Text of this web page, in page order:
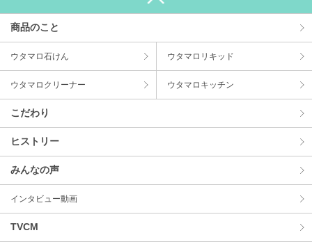
商品のこと
ウタマロ⽯けん ウタマロリキッド
ウタマロクリーナー ウタマロキッチン
こだわり
ヒストリー
みんなの声
インタビュー動画
TVCM